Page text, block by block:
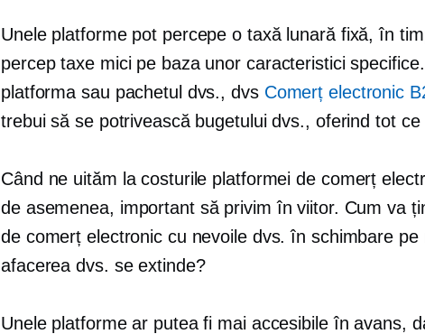
Unele platforme pot percepe o taxă lunară fixă, în
percep taxe mici pe baza unor caracteristici
platforma sau pachetul dvs., dvs Comerț electronic
trebui să se potrivească bugetului dvs., oferind tot ce
Când ne uităm la costurile platformei de comerț
de asemenea, important să privim în viitor. Cum va
de comerț electronic cu nevoile dvs. în schimbare pe
afacerea dvs. se extinde?
Unele platforme ar putea fi mai accesibile în avans,